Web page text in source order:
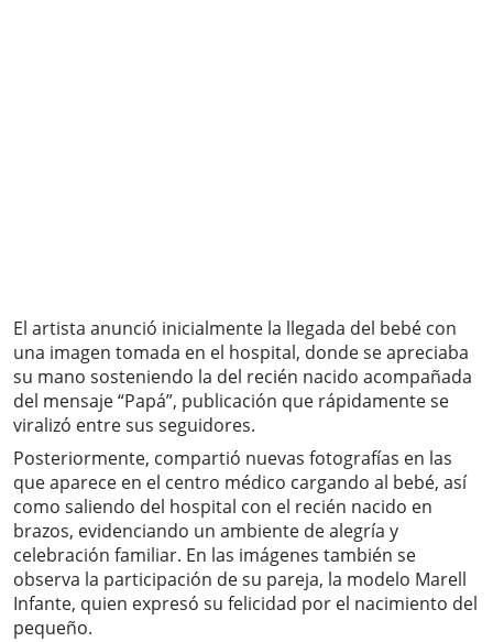
El artista anunció inicialmente la llegada del bebé con
una imagen tomada en el hospital, donde se apreciaba
su mano sosteniendo la del recién nacido acompañada
del mensaje “Papá”, publicación que rápidamente se
viralizó entre sus seguidores.
Posteriormente, compartió nuevas fotografías en las
que aparece en el centro médico cargando al bebé, así
como saliendo del hospital con el recién nacido en
brazos, evidenciando un ambiente de alegría y
celebración familiar. En las imágenes también se
observa la participación de su pareja, la modelo Marell
Infante, quien expresó su felicidad por el nacimiento del
pequeño.